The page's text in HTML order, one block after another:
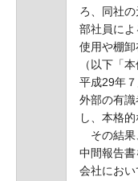
ろ、同社
部社員に
使用や棚
（以下「
平成29年
外部の有
し、本格
その結果
中間報告
会社にお